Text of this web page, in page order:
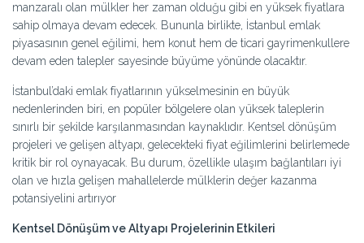
manzaralı olan mülkler her zaman olduğu gibi en yüksek fiyatlara
sahip olmaya devam edecek. Bununla birlikte, İstanbul emlak
piyasasının genel eğilimi, hem konut hem de ticari gayrimenkullere
devam eden talepler sayesinde büyüme yönünde olacaktır.
İstanbul’daki emlak fiyatlarının yükselmesinin en büyük
nedenlerinden biri, en popüler bölgelere olan yüksek taleplerin
sınırlı bir şekilde karşılanmasından kaynaklıdır. Kentsel dönüşüm
projeleri ve gelişen altyapı, gelecekteki fiyat eğilimlerini belirlemede
kritik bir rol oynayacak. Bu durum, özellikle ulaşım bağlantıları iyi
olan ve hızla gelişen mahallelerde mülklerin değer kazanma
potansiyelini artırıyor
Kentsel Dönüşüm ve Altyapı Projelerinin Etkileri